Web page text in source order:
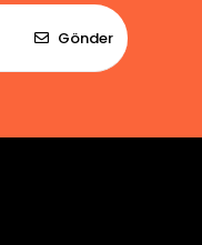
Gönder